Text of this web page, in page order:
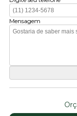
Mensagem